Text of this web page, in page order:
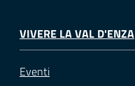
VIVERE LA VAL D'ENZA
Eventi